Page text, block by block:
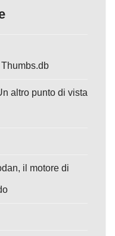
altro punto di vista
il motore di